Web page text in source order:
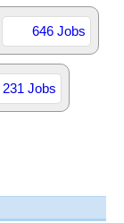
646 Jobs
231 Jobs